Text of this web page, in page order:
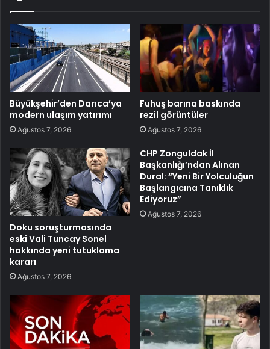
Büyükşehir’den Darıca’ya
modern ulaşım yatırımı
Ağustos 7, 2026
Fuhuş barına baskında
rezil görüntüler
Ağustos 7, 2026
Doku soruşturmasında
eski Vali Tuncay Sonel
hakkında yeni tutuklama
kararı
Ağustos 7, 2026
CHP Zonguldak İl
Başkanlığı’ndan Alınan
Dural: “Yeni Bir Yolculuğun
Başlangıcına Tanıklık
Ediyoruz”
Ağustos 7, 2026